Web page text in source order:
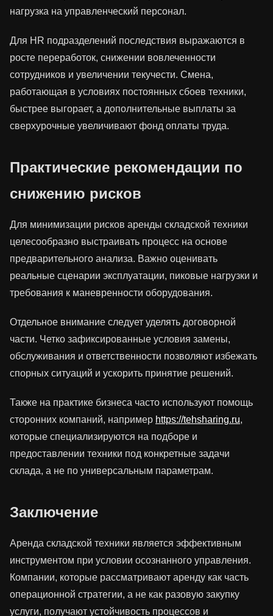
нагрузка на управленческий персонал.
Для HR подразделений последствия выражаются в
росте переработок, снижении вовлеченности
сотрудников и увеличении текучести. Смена,
работающая в условиях постоянных сбоев техники,
быстрее выгорает, а дополнительные выплаты за
сверхурочные увеличивают фонд оплаты труда.
Практические рекомендации по
снижению рисков
Для минимизации рисков аренды складской техники
целесообразно выстраивать процесс на основе
предварительного анализа. Важно оценивать
реальные сценарии эксплуатации, пиковые нагрузки и
требования к маневренности оборудования.
Отдельное внимание следует уделять договорной
части. Четко зафиксированные условия замены,
обслуживания и ответственности позволяют избежать
спорных ситуаций и ускорить принятие решений.
Также на практике бизнеса часто используют помощь
сторонних компаний, например https://tehsharing.ru,
которые специализируются на подборе и
предоставлении техники под конкретные задачи
склада, а не по универсальным параметрам.
Заключение
Аренда складской техники является эффективным
инструментом при условии осознанного управления.
Компании, которые рассматривают аренду как часть
операционной стратегии, а не как разовую закупку
услуги, получают устойчивость процессов и